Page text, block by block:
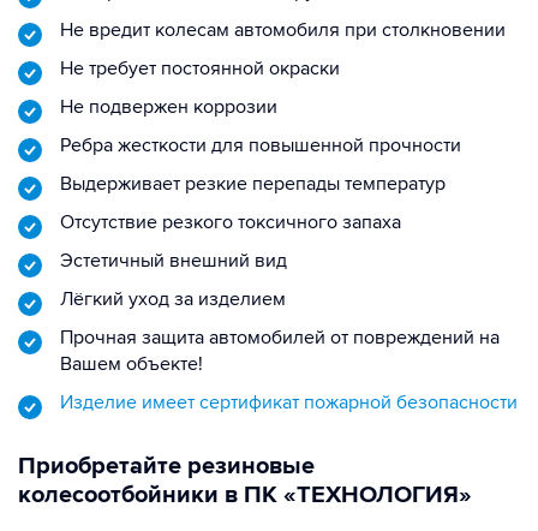
Не вредит колесам автомобиля при столкновении
Не требует постоянной окраски
Не подвержен коррозии
Ребра жесткости для повышенной прочности
Выдерживает резкие перепады температур
Отсутствие резкого токсичного запаха
Эстетичный внешний вид
Лёгкий уход за изделием
Прочная защита автомобилей от повреждений на
Вашем объекте!
Изделие имеет сертификат пожарной безопасности
Приобретайте резиновые
колесоотбойники в ПК «ТЕХНОЛОГИЯ»